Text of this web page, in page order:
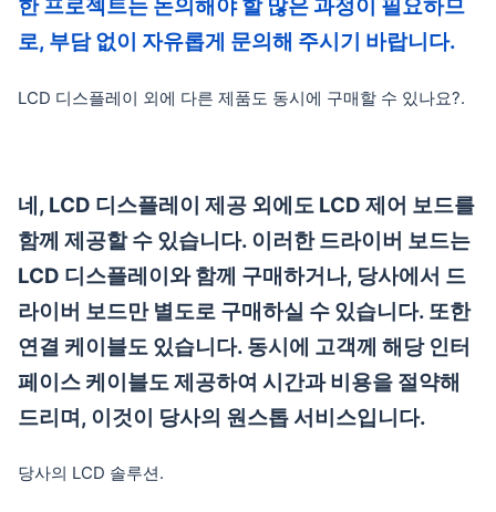
한 프로젝트는 논의해야 할 많은 과정이 필요하므
로, 부담 없이 자유롭게 문의해 주시기 바랍니다.
LCD 디스플레이 외에 다른 제품도 동시에 구매할 수 있나요?.
네, LCD 디스플레이 제공 외에도 LCD 제어 보드를
함께 제공할 수 있습니다. 이러한 드라이버 보드는
LCD 디스플레이와 함께 구매하거나, 당사에서 드
라이버 보드만 별도로 구매하실 수 있습니다. 또한
연결 케이블도 있습니다. 동시에 고객께 해당 인터
페이스 케이블도 제공하여 시간과 비용을 절약해
드리며, 이것이 당사의 원스톱 서비스입니다.
당사의 LCD 솔루션.